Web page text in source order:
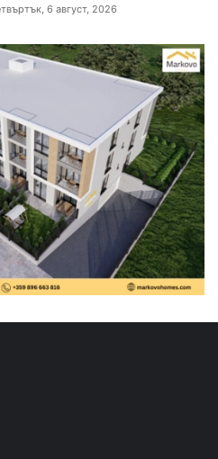
6 август, 2026